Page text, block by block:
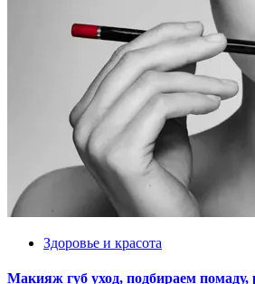
Здоровье и красота
Макияж губ уход, подбираем помаду,